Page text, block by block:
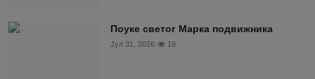
Поуке светог Марка подвижника
Јул 31, 2026 19